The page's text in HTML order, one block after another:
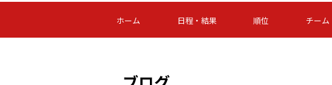
-
第16節 09/05 (土) 15:00
ニッパツ
-
第16節 09/05 (土) 15:00
石人の星
-
試合結果 次節
ホーム 日程・結果 順位 チーム